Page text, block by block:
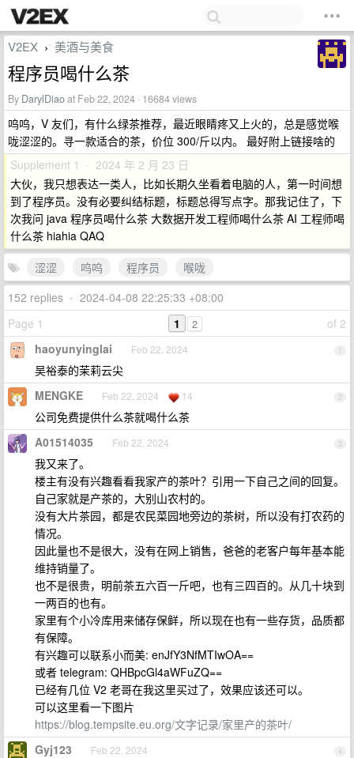
V2EX › 美酒与美食
程序员喝什么茶
By DarylDiaoat Feb 22, 2024 · 16684 views
呜呜，V 友们，有什么绿茶推荐，最近眼睛疼又上火的，总是感觉喉
咙涩涩的。寻一款适合的茶，价位 300/斤以内。 最好附上链接啥的
Supplement 1 · 2024 年 2 月 23 日
大伙，我只想表达一类人，比如长期久坐看着电脑的人，第一时间想
到了程序员。没有必要纠结标题，标题总得写点字。那我记住了，下
次我问 java 程序员喝什么茶 大数据开发工程师喝什么茶 AI 工程师喝
什么茶 hiahia QAQ
涩涩
呜呜 程序员
喉咙
152 replies • 2024-04-08 22:25:33 +08:00
Page 1
of 2
1 2
1
haoyunyinglai Feb 22, 2024
吴裕泰的茉莉云尖
2
MENGKE Feb 22, 2024 14
公司免费提供什么茶就喝什么茶
3
A01514035 Feb 22, 2024
我又来了。
楼主有没有兴趣看看我家产的茶叶？引用一下自己之间的回复。
自己家就是产茶的，大别山农村的。
没有大片茶园，都是农民菜园地旁边的茶树，所以没有打农药的
情况。
因此量也不是很大，没有在网上销售，爸爸的老客户每年基本能
维持销量了。
也不是很贵，明前茶五六百一斤吧，也有三四百的。从几十块到
一两百的也有。
家里有个小冷库用来储存保鲜，所以现在也有一些存货，品质都
有保障。
有兴趣可以联系小而美: enJfY3NfMTIwOA==
或者 telegram: QHBpcGl4aWFuZQ==
已经有几位 V2 老哥在我这里买过了，效果应该还可以。
可以这里看一下图片
https://blog.tempsite.eu.org/文字记录/家里产的茶叶/
4
Gyj123 Feb 22, 2024